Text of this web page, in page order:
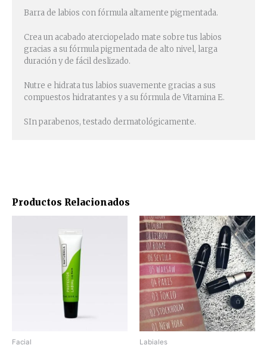
Productos Relacionados
Facial Labiales
Este
tiene
Las
se
Barra de labios con fórmula altamente pigmentada.
Crea un acabado aterciopelado mate sobre tus labios
gracias a su fórmula pigmentada de alto nivel, larga
duración y de fácil deslizado.
Nutre e hidrata tus labios suavemente gracias a sus
compuestos hidratantes y a su fórmula de Vitamina E.
SIn parabenos, testado dermatológicamente.